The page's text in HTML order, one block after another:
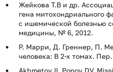
Жейкова Т.В и др.
гена митохондриального
с ишемической болезнью
медицины, № 6, 2012.
Р. Марри, Д. Греннер, П.
человека: В 2-х томах.